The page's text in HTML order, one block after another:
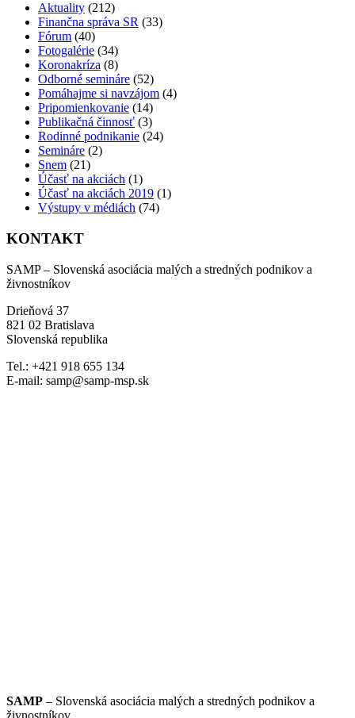
Aktuality (212)
Finančna správa SR (33)
Fórum (40)
Fotogalérie (34)
Koronakríza (8)
Odborné semináre (52)
Pomáhajme si navzájom (4)
Pripomienkovanie (14)
Publikačná činnosť (3)
Rodinné podnikanie (24)
Semináre (2)
Snem (21)
Účasť na akciách (1)
Účasť na akciách 2019 (1)
Výstupy v médiách (74)
KONTAKT
SAMP – Slovenská asociácia malých a stredných podnikov a
živnostníkov
Drieňová 37
821 02 Bratislava
Slovenská republika
Tel.: +421 918 655 134
E-mail: samp@samp-msp.sk
SAMP – Slovenská asociácia malých a stredných podnikov a
živnostníkov